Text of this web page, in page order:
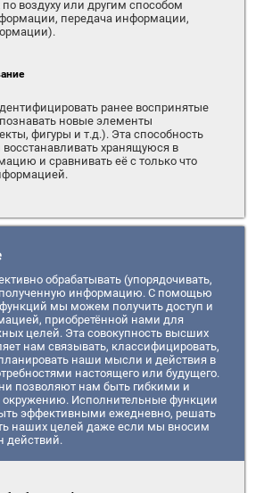
воздуху или другим способом
передача информации,
ранее воспринятые
новые элементы
фигуры и т.д.). Эта способность
хранящуюся в
и сравнивать её с только что
обрабатывать (упорядочивать,
полученную информацию. С помощью
мы можем получить доступ и
приобретённой нами для
целей. Эта совокупность высших
нам связывать, классифицировать,
наши мысли и действия в
настоящего или будущего.
позволяют нам быть гибкими и
окружению. Исполнительные функции
эффективными ежедневно, решать
наших целей даже если мы вносим
действий.